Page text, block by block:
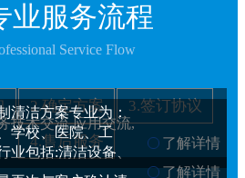
业服务流程
Service Flow
2.确定方案 3.签订协议
4.售后服务
技术交流,应用交流,
了解详情
清洁方案专业为：
学校、医院、工
业包括:清洁设备、
了解详情